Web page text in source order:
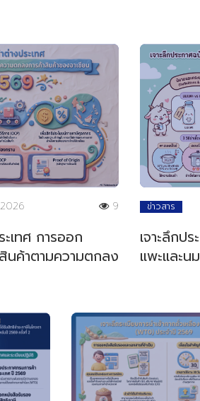
9
เทศ การออก
นค้าตามความตกลง
ข่าวสาร
เจาะลึกป
แพะและน